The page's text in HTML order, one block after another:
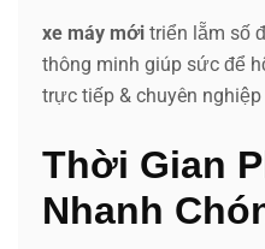
xe máy mới triển lẵm số
thông minh giúp sức để
trực tiếp & chuyên
Thời Gian
Nhanh